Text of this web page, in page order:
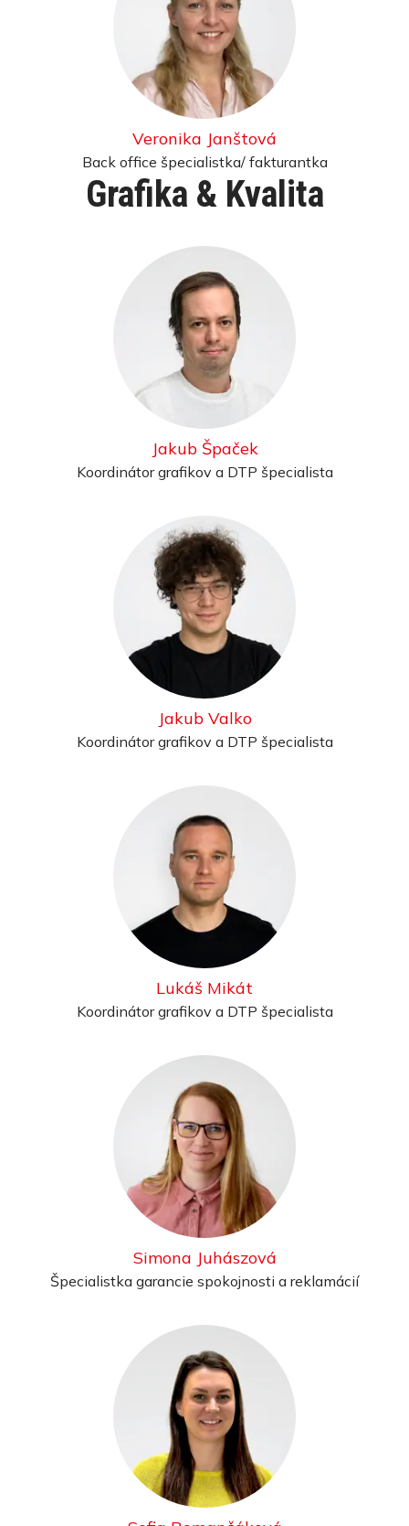
Veronika Janštová
Back office špecialistka/ fakturantka
Grafika & Kvalita
Jakub Špaček
Koordinátor grafikov a DTP špecialista
Jakub Valko
Koordinátor grafikov a DTP špecialista
Lukáš Mikát
Koordinátor grafikov a DTP špecialista
Simona Juhászová
Špecialistka garancie spokojnosti a reklamácií